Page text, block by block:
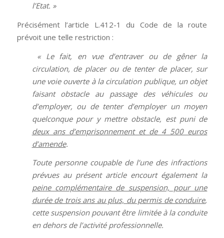
l’Etat. »
Précisément l’article L.412-1 du Code de la route
prévoit une telle restriction :
« Le fait, en vue d’entraver ou de gêner la
circulation, de placer ou de tenter de placer, sur
une voie ouverte à la circulation publique, un objet
faisant obstacle au passage des véhicules ou
d’employer, ou de tenter d’employer un moyen
quelconque pour y mettre obstacle, est puni de
deux ans d’emprisonnement et de 4 500 euros
d’amende.
Toute personne coupable de l’une des infractions
prévues au présent article encourt également la
peine complémentaire de suspension, pour une
durée de trois ans au plus, du permis de conduire,
cette suspension pouvant être limitée à la conduite
en dehors de l’activité professionnelle.